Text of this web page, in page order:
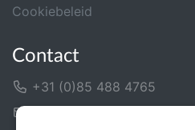
Cookiebeleid
Contact
+31 (0)85 488 4765